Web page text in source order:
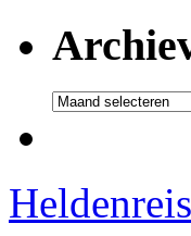
Archieven
Heldenreis